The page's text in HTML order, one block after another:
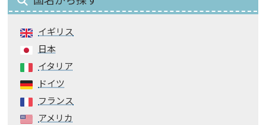
イギリス
日本
イタリア
ドイツ
フランス
アメリカ